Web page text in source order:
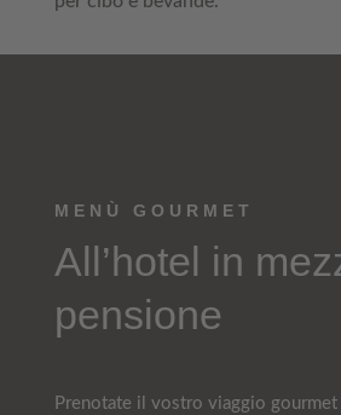
MENÙ GOURMET
All’hotel in
pensione
Prenotate il vostro viaggio gourmet